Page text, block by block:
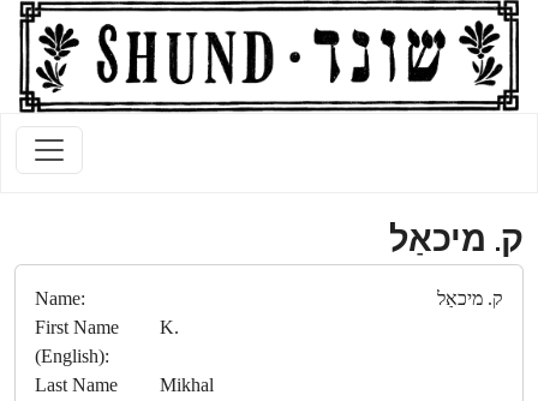
ק. מיכאַל
Name:
ק. מיכאַל
First Name
(English):
K.
Last Name
Mikhal